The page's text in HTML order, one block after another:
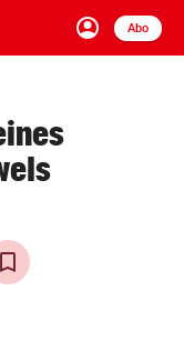
account_circle
Anmelden
Abo
close Schließen
arrow_right
arrow_right